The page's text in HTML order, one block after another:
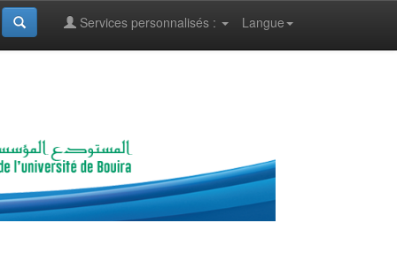
Langue
Services personnalisés :